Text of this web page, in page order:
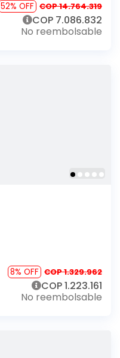
52% OFF COP 14.764.319
COP 7.086.832
No reembolsable
8% OFF COP 1.329.962
COP 1.223.161
No reembolsable